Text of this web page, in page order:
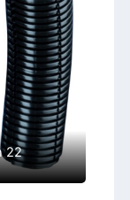
22